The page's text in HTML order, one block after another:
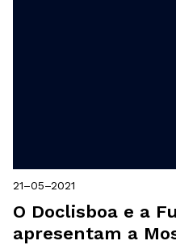
21–05–2021
O Doclisboa e a
apresentam a